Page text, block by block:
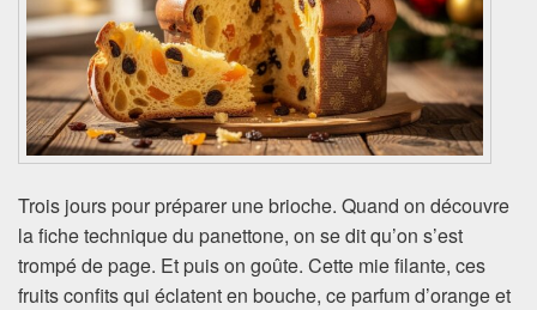
Trois jours pour préparer une brioche. Quand on découvre
la fiche technique du panettone, on se dit qu’on s’est
trompé de page. Et puis on goûte. Cette mie filante, ces
fruits confits qui éclatent en bouche, ce parfum d’orange et